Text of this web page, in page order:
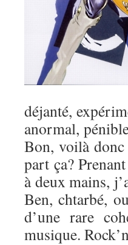
déjanté,
anormal,
Bon, voilà donc
part ça?
à deux mains,
Ben, chtarbé,
d’une rare
musique.